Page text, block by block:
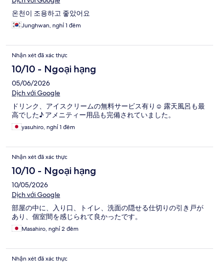
온천이 조용하고 좋았어요
Junghwan, nghỉ 1 đêm
Nhận xét đã xác thực
10/10 - Ngoại hạng
05/06/2026
Dịch với Google
ドリンク、アイスクリームの無料サービス有り☺️ 露天風呂も最
高でした♪ アメニティー用品も完備されていました。
yasuhiro, nghỉ 1 đêm
Nhận xét đã xác thực
10/10 - Ngoại hạng
10/05/2026
Dịch với Google
部屋の中に、入り口、トイレ、洗面の隠せる仕切りの引き戸が
あり、個室間を感じられて良かったです。
Masahiro, nghỉ 2 đêm
Nhận xét đã xác thực